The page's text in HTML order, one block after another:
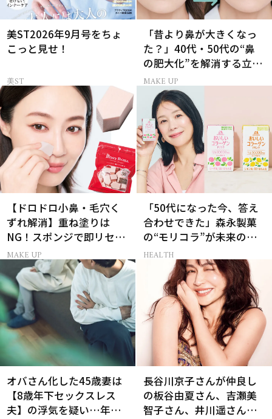
美ST2026年9月号をちょ
こっと見せ！
美ST
「昔より鼻が大きくなっ
た？」40代・50代の“鼻
の肥大化”を解消する立体
小鼻メイク
MAKE UP
【ドロドロ小鼻・毛穴く
ずれ解消】重ね塗りは
NG！スポンジで即リセッ
トするプロ技
MAKE UP
「50代になった今、答え
合わせできた」森永製菓
の“モリコラ”が未来のキ
レイを連れてくる！
HEALTH
オバさん化した45歳妻は
【8歳年下セックスレス
夫】の浮気を疑い…年の
長谷川京子さんが仲良し
の板谷由夏さん、吉瀬美
智子さん、井川遥さんと